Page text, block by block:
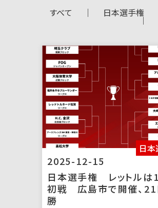
すべて 日本選手権
日
2025-12-15
日本選手権 レットルは
初戦 広島市で開催、21
勝